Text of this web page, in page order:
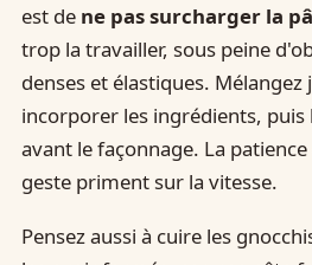
est de ne pas surcharger la
trop la travailler, sous peine
denses et élastiques. Mélangez
incorporer les ingrédients, puis
avant le façonnage. La
geste priment sur la vitesse.
Pensez aussi à cuire les